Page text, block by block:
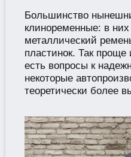
Большинство
клиноременные: в
металлический
пластинок. Так
есть вопросы к
некоторые
теоретически более